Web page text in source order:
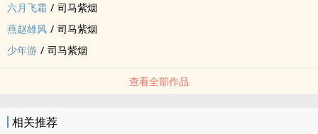
六月飞霜 / 司马紫烟
燕赵雄风 / 司马紫烟
少年游 / 司马紫烟
查看全部作品
相关推荐